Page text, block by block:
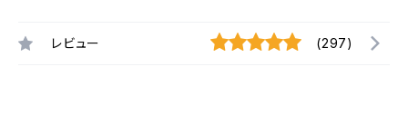
レビュー (297)